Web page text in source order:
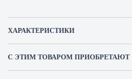
ХАРАКТЕРИСТИКИ
С ЭТИМ ТОВАРОМ ПРИОБРЕТАЮТ